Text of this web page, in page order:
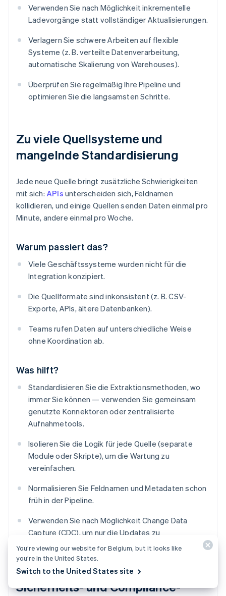
Verwenden Sie nach Möglichkeit inkrementelle
Ladevorgänge statt vollständiger Aktualisierungen.
Verlagern Sie schwere Arbeiten auf flexible
Systeme (z. B. verteilte Datenverarbeitung,
automatische Skalierung von Warehouses).
Überprüfen Sie regelmäßig Ihre Pipeline und
optimieren Sie die langsamsten Schritte.
Zu viele Quellsysteme und
mangelnde Standardisierung
Jede neue Quelle bringt zusätzliche Schwierigkeiten
mit sich:APIs unterscheiden sich, Feldnamen
kollidieren, und einige Quellen senden Daten einmal pro
Minute, andere einmal pro Woche.
Warum passiert das?
Viele Geschäftssysteme wurden nicht für die
Integration konzipiert.
Die Quellformate sind inkonsistent (z. B. CSV-
Exporte, APIs, ältere Datenbanken).
Teams rufen Daten auf unterschiedliche Weise
ohne Koordination ab.
Was hilft?
Standardisieren Sie die Extraktionsmethoden, wo
immer Sie können — verwenden Sie gemeinsam
genutzte Konnektoren oder zentralisierte
Aufnahmetools.
Isolieren Sie die Logik für jede Quelle (separate
Module oder Skripte), um die Wartung zu
vereinfachen.
Normalisieren Sie Feldnamen und Metadaten schon
früh in der Pipeline.
Verwenden Sie nach Möglichkeit Change Data
Capture (CDC), um nur die Updates zu
synchronisieren.
Sicherheits- und Compliance-
You’re viewing our website for Belgium, but it looks like
you’re in the United States.
Switch to the United States site